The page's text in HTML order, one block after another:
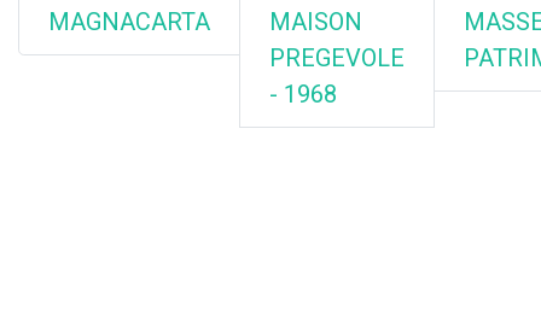
MAGNACARTA
MAISON
PREGEVOLE
- 1968